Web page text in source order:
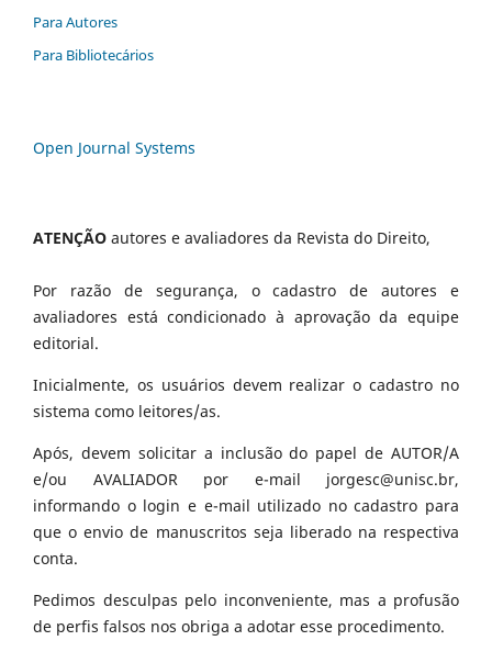
Para Autores
Para Bibliotecários
Open Journal Systems
ATENÇÃO autores e avaliadores da Revista do Direito,
Por razão de segurança, o cadastro de autores e
avaliadores está condicionado à aprovação da equipe
editorial.
Inicialmente, os usuários devem realizar o cadastro no
sistema como leitores/as.
Após, devem solicitar a inclusão do papel de AUTOR/A
e/ou AVALIADOR por e-mail jorgesc@unisc.br,
informando o login e e-mail utilizado no cadastro para
que o envio de manuscritos seja liberado na respectiva
conta.
Pedimos desculpas pelo inconveniente, mas a profusão
de perfis falsos nos obriga a adotar esse procedimento.